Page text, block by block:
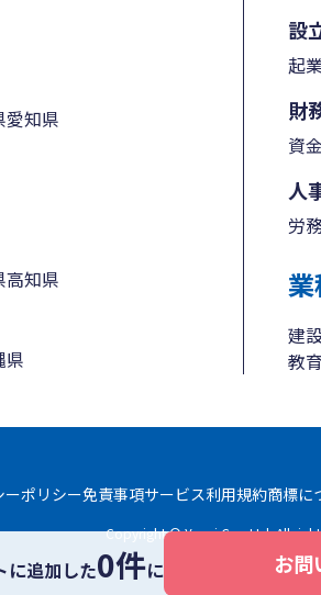
に追加した0件に お問
愛知県
高知県
県
設
起
財
資
人
労
建
教
ーポリシー免責事項サービス利用規約商標に
Copyright © Yayoi Co., Ltd. All